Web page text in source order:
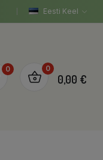
Eesti Keel
0 0
0,00 €